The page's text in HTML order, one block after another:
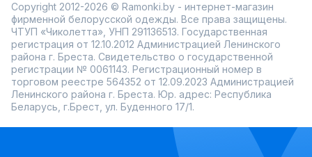
Copyright 2012-2026 © Ramonki.by - интернет-магазин
фирменной белорусской одежды. Все права защищены.
ЧТУП «Чиколетта», УНП 291136513. Государственная
регистрация от 12.10.2012 Администрацией Ленинского
района г. Бреста. Свидетельство о государственной
регистрации № 0061143. Регистрационный номер в
торговом реестре 564352 от 12.09.2023 Администрацией
Ленинского района г. Бреста. Юр. адрес: Республика
Беларусь, г.Брест, ул. Буденного 17/1.